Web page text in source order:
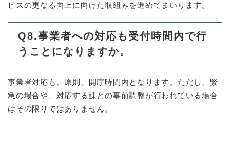
ビスの更なる向上に向けた取組みを進めてまいります。
Q8.事業者への対応も受付時間内で行
うことになりますか。
事業者対応も、原則、開庁時間内となります。ただし、緊
急の場合や、対応する課との事前調整が行われている場合
はその限りではありません。